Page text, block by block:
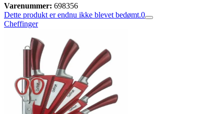
Varenummer: 698356
Dette produkt er endnu ikke blevet bedømt.0
Cheffinger